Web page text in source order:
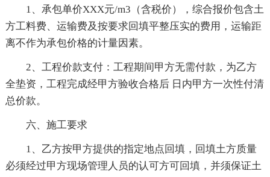
1、承包单价XXX元/m3（含税价），综合报价包含土
方工料费、运输费及按要求回填平整压实的费用，运输距
离不作为承包价格的计量因素。
2、工程价款支付：工程期间甲方无需付款，为乙方
全垫资，工程完成经甲方验收合格后 日内甲方一次性付清
总价款。
六、施工要求
1、乙方按甲方提供的指定地点回填，回填土方质量
必须经过甲方现场管理人员的认可方可回填，并须保证土